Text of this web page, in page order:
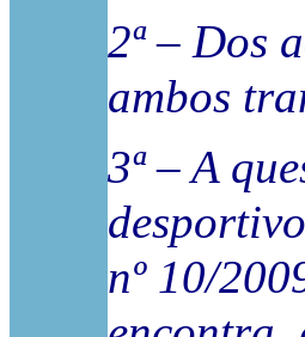
2ª – Dos
ambos
3ª – A
nº 10/